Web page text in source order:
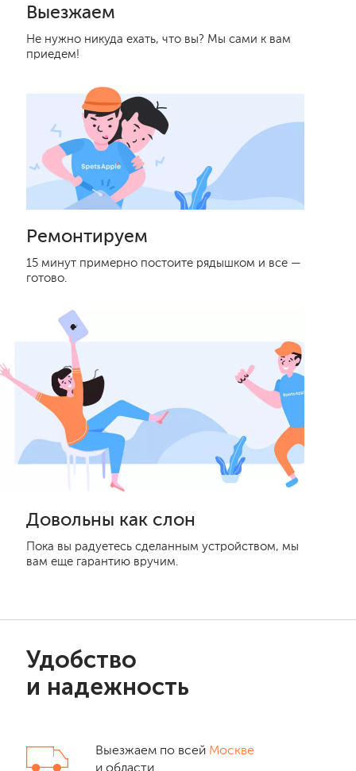
Выезжаем
Не нужно никуда ехать, что вы? Мы сами к вам
приедем!
Ремонтируем
15 минут примерно постоите рядышком и все —
готово.
Довольны как слон
Пока вы радуетесь сделанным устройством, мы
вам еще гарантию вручим.
Удобство
и надежность
Выезжаем по всей Москве
и области